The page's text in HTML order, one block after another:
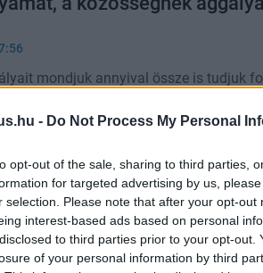
- Do Not Process My Personal
opt-out of the sale, sharing to third parties,
for targeted advertising by us,
selection. Please note that after your opt-out
interest-based ads based on personal
to third parties prior to your opt-out.
of your personal information by third
mondjuk annyival össze is tudjuk
Scrolls Online
megy keresztül a ZeniMax Online
törlése után.